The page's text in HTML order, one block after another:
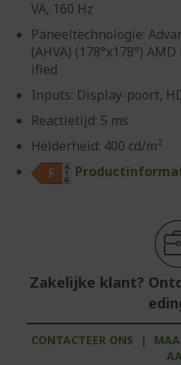
VA, 160 Hz
Paneeltechnologie:
(AHVA) (178°x178°)
ified
Inputs: Display-poort,
Reactietijd: 5 ms
Helderheid: 400 cd/m²
Zakelijke klant?
CONTACTEER ONS |